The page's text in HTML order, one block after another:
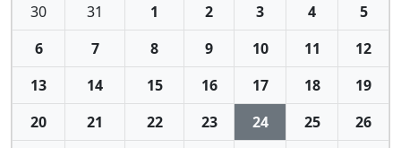
30
31 1 2 3 4
5
6
7 8 9 10 11
12
13
14 15 16 17 18
19
20
21 22 23 24 25
26